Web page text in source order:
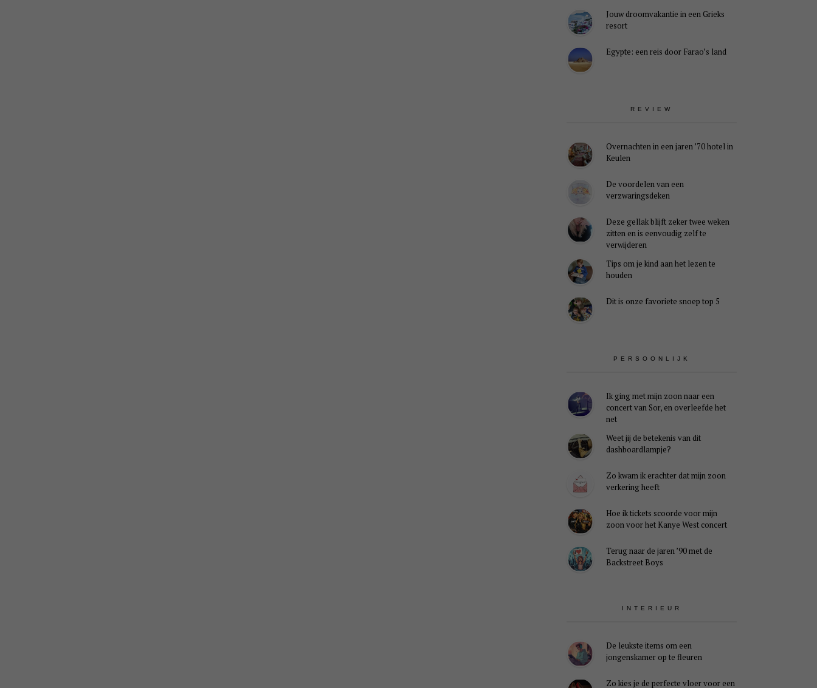
Jouw droomvakantie in een Grieks
resort
Egypte: een reis door Farao’s land
REVIEW
Overnachten in een jaren ’70 hotel in
Keulen
De voordelen van een
verzwaringsdeken
Deze gellak blijft zeker twee weken
zitten en is eenvoudig zelf te
verwijderen
Tips om je kind aan het lezen te
houden
Dit is onze favoriete snoep top 5
PERSOONLIJK
Ik ging met mijn zoon naar een
concert van Sor, en overleefde het
net
Weet jij de betekenis van dit
dashboardlampje?
Zo kwam ik erachter dat mijn zoon
verkering heeft
Hoe ik tickets scoorde voor mijn
zoon voor het Kanye West concert
Terug naar de jaren ’90 met de
Backstreet Boys
INTERIEUR
De leukste items om een
jongenskamer op te fleuren
Zo kies je de perfecte vloer voor een